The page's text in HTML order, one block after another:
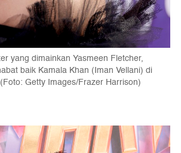
yang dimainkan Yasmeen Fletcher,
baik Kamala Khan (Iman Vellani) di
Getty Images/Frazer Harrison)